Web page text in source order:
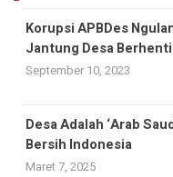
Korupsi APBDes
Jantung Desa Berhenti
September 10, 2023
Desa Adalah ‘Arab
Bersih Indonesia
Maret 7, 2025